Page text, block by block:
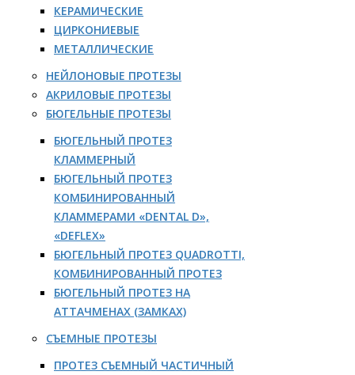
КЕРАМИЧЕСКИЕ
ЦИРКОНИЕВЫЕ
МЕТАЛЛИЧЕСКИЕ
НЕЙЛОНОВЫЕ ПРОТЕЗЫ
АКРИЛОВЫЕ ПРОТЕЗЫ
БЮГЕЛЬНЫЕ ПРОТЕЗЫ
БЮГЕЛЬНЫЙ ПРОТЕЗ
КЛАММЕРНЫЙ
БЮГЕЛЬНЫЙ ПРОТЕЗ
КОМБИНИРОВАННЫЙ
КЛАММЕРАМИ «DENTAL D»,
«DEFLEX»
БЮГЕЛЬНЫЙ ПРОТЕЗ QUADROTTI,
КОМБИНИРОВАННЫЙ ПРОТЕЗ
БЮГЕЛЬНЫЙ ПРОТЕЗ НА
АТТАЧМЕНАХ (ЗАМКАХ)
СЪЕМНЫЕ ПРОТЕЗЫ
ПРОТЕЗ СЪЕМНЫЙ ЧАСТИЧНЫЙ